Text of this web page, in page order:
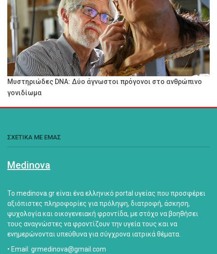
Μυστηριώδες DNA: Δύο άγνωστοι πρόγονοι στο ανθρώπινο
γονιδίωμα
ΣΧΕΤΙΚΑ ΜΕ ΕΜΑΣ
Medinova
Το medinova.gr είναι ένα ελληνικό portal υγείας που προσφέρει
αξιόπιστες πληροφορίες για πρόληψη, διατροφή, άσκηση,
ψυχολογία και οικογενειακή φροντίδα, με στόχο να βοηθήσει
τους αναγνώστες να φροντίζουν την υγεία τους και να
ενημερώνονται υπεύθυνα για σύγχρονα ιατρικά θέματα.
• Email: grmedinova@gmail.com